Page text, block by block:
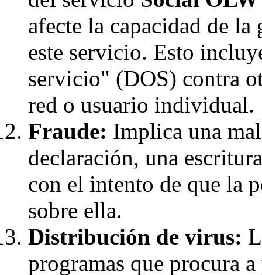
afecte la capacidad de
este servicio. Esto
servicio" (DOS) contra
red o usuario individual.
Fraude: Implica una
declaración, una
con el intento de que la
sobre ella.
Distribución de virus:
programas que procura